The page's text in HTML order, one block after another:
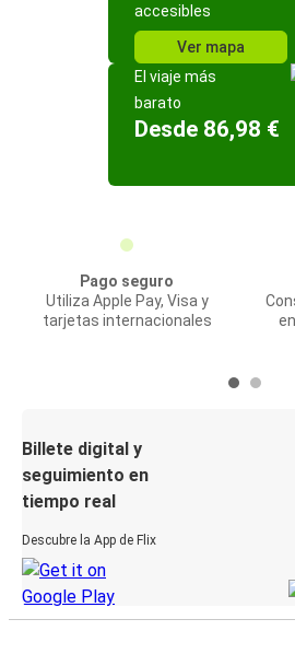
accesibles
Ver mapa
El viaje más
barato
Desde 86,98 €
Pago seguro
Utiliza Apple Pay, Visa y
tarjetas internacionales
Billete digital y
seguimiento en
tiempo real
Descubre la App de Flix